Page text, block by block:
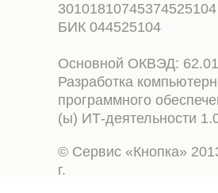
Основной ОКВЭД: 62.01
Разработка
программного
(ы) ИТ-деятельности
30101810745374525104
БИК 044525104
© Сервис «Кнопка»
г.